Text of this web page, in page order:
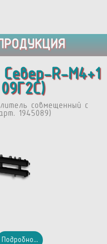
R-М4+1
совмещенный с
1945089)
Подробно...